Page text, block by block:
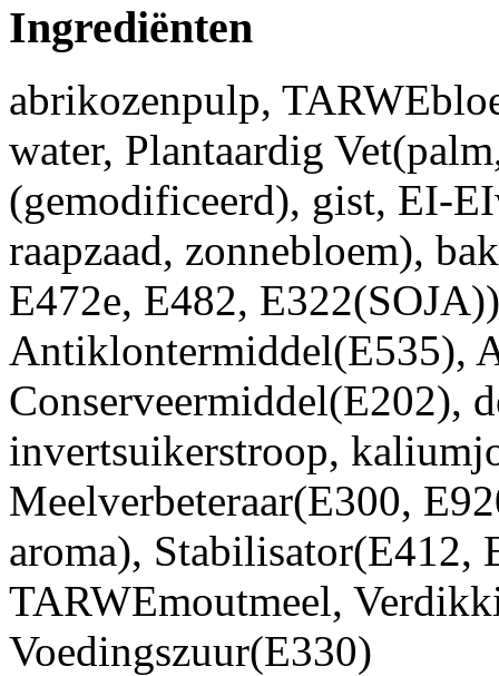
Ingrediënten
abrikozenpulp,
water, Plantaardig
(gemodificeerd), gist, EI-
raapzaad, zonnebloem),
E472e, E482,
Antiklontermiddel(E535),
Conserveermiddel(E202),
invertsuikerstroop,
Meelverbeteraar(E300,
aroma), Stabilisator(E412,
TARWEmoutmeel,
Voedingszuur(E330)